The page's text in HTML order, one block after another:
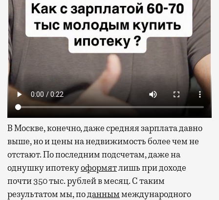
В Москве, конечно, даже средняя зарплата давно
выше, но и цены на недвижимость более чем не
отстают. По последним подсчетам, даже на
однушку ипотекуоформятлишь при доходе
почти 350 тыс. рублей в месяц. С таким
результатом мы, поданныммеждународного